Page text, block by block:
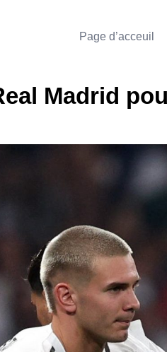
Page d’acceuil
Madrid